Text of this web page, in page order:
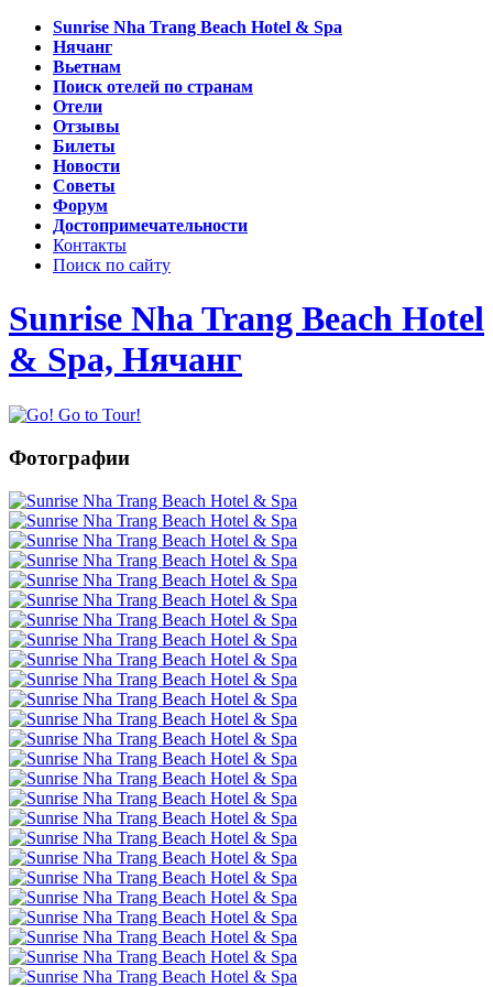
Sunrise Nha Trang Beach Hotel & Spa
Нячанг
Вьетнам
Поиск отелей по странам
Отели
Отзывы
Билеты
Новости
Советы
Форум
Достопримечательности
Контакты
Поиск по сайту
Sunrise Nha Trang Beach Hotel
& Spa, Нячанг
Фотографии